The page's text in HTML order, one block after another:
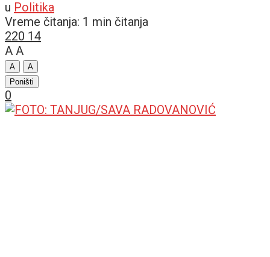
u Politika
Vreme čitanja: 1 min čitanja
220 14
A A
A
A
Poništi
0